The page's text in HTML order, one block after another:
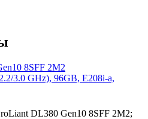
8SFF 2M2
3.0 GHz), 96GB, E208i-a,
DL380 Gen10 8SFF 2M2;